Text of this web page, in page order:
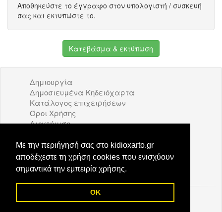
Με την περιήγησή σας στο kidioxarto.gr
αποδέχεστε τη χρήση cookies που ενισχύουν
σημαντικά την εμπειρία χρήσης.
OK
Ενα40/ημερο μνημόσυνο
δημιουργήθηκε στην
πριν από 12
ώρες
Αποθηκεύστε το έγγραφο στον υπολογιστή / συσκευή
σας και εκτυπώστε το.
Κατεβάσμα & εκτύπωση
Δημιουργία
Δημοσιευμένα Κηδειόχαρτα
Κατάλογος επιχειρήσεων
Όροι Χρήσης
Διαφήμιση
kidioxarto.gr
© 2026 Kidioxarto.gr /Επικοινωνία